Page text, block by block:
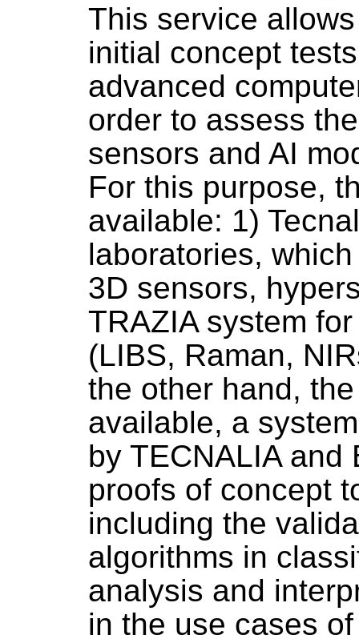
This service
initial concept
advanced
order to assess
sensors and AI
For this purpose,
available: 1)
laboratories,
3D sensors,
TRAZIA system
(LIBS, Raman,
the other hand,
available, a
by TECNALIA and
proofs of concept
including the
algorithms in
analysis and
in the use cases